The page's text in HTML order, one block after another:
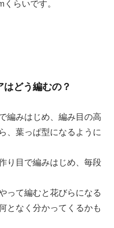
らいです。
どう編むの？
編みはじめ、編み目の高
、葉っぱ型になるように
り目で編みはじめ、毎段
って編むと花びらになる
となく分かってくるかも